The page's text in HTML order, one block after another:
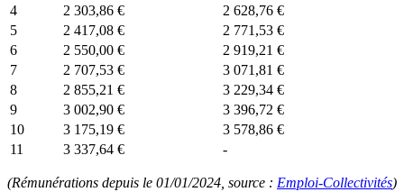
4
2 303,86 €
2 628,76 €
5
2 417,08 €
2 771,53 €
6
2 550,00 €
2 919,21 €
7
2 707,53 €
3 071,81 €
8
2 855,21 €
3 229,34 €
9
3 002,90 €
3 396,72 €
10
3 175,19 €
3 578,86 €
11
3 337,64 € -
(Rémunérations depuis le 01/01/2024, source : Emploi-Collectivités)